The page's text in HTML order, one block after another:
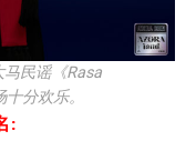
民谣《Rasa
分欢乐。
: